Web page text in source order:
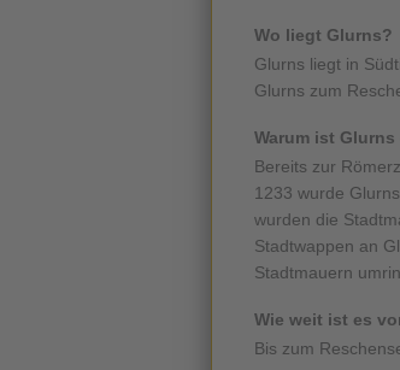
Wo liegt Glurns?
Glurns liegt in
Glurns zum
Warum ist
Bereits zur
1233 wurde
wurden die
Stadtwappen an
Stadtmauern
Wie weit ist es
Bis zum